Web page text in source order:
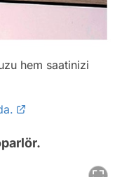
hem saatinizi